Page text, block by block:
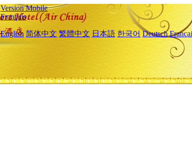
Version Mobile
Français
English 简体中文 繁體中文 日本語 한국어 Deutsch